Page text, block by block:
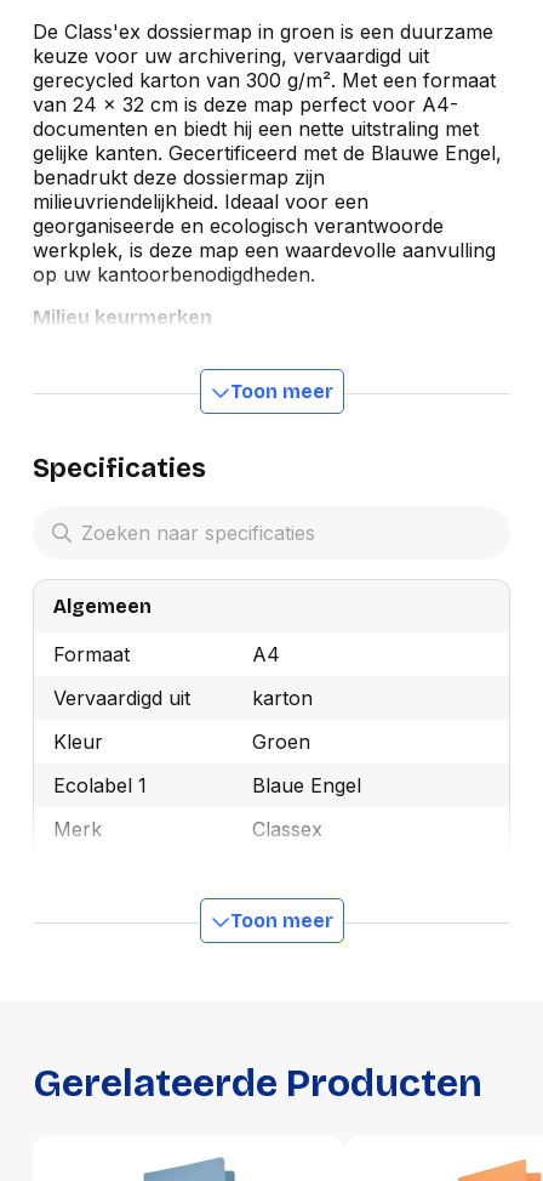
De Class'ex dossiermap in groen is een duurzame
keuze voor uw archivering, vervaardigd uit
gerecycled karton van 300 g/m². Met een formaat
van 24 x 32 cm is deze map perfect voor A4-
documenten en biedt hij een nette uitstraling met
gelijke kanten. Gecertificeerd met de Blauwe Engel,
benadrukt deze dossiermap zijn
milieuvriendelijkheid. Ideaal voor een
georganiseerde en ecologisch verantwoorde
werkplek, is deze map een waardevolle aanvulling
op uw kantoorbenodigdheden.
Milieu keurmerken
Toon meer
Specificaties
Algemeen
Formaat
A4
Vervaardigd uit
karton
Kleur
Groen
Ecolabel 1
Blaue Engel
Merk
Classex
Manufacturer Part
1153
Productformaat
Toon meer
Gerelateerde Producten